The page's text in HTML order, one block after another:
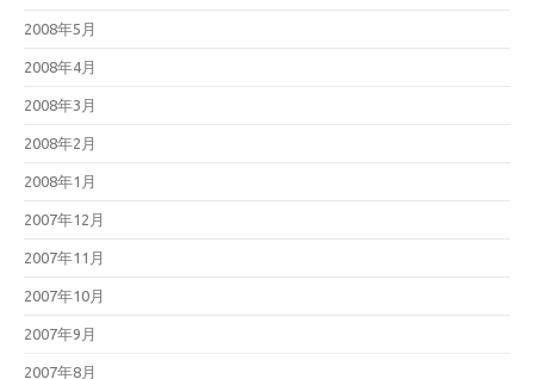
2008年5月
2008年4月
2008年3月
2008年2月
2008年1月
2007年12月
2007年11月
2007年10月
2007年9月
2007年8月